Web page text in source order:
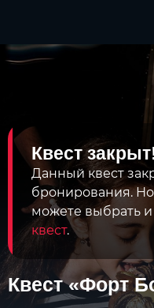
Квест
Данный квест
бронирования.
можете выбрать
квест.
Квест «Форт